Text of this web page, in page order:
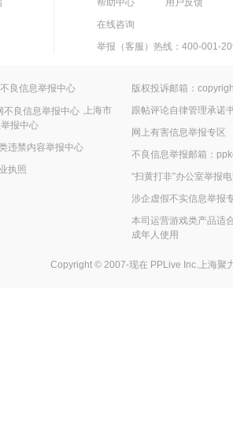
帮助中心
用户反馈
在线咨询
举报（客服）热线：400-001-
良信息举报中心
上海市
报中心
违禁内容举报中心
执照
版权投诉邮箱：
跟帖评论自律管理承诺
网上有害信息举报专区
不良信息举报邮箱：
“扫黄打非”办公室举报
涉企虚假不实信息举报
本司运营游戏类产品适
成年人使用
Copyright © 2007-现在 PPLive Inc.上海聚